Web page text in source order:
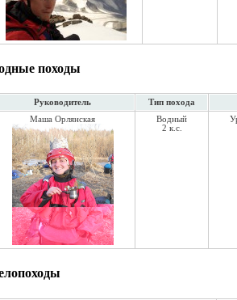
походы
Руководитель Тип похода
Маша Орлянская
Водный
2 к.с.